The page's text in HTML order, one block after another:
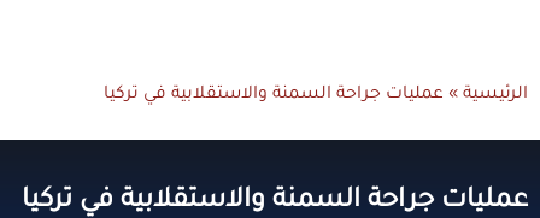
الرئيسية » عمليات جراحة السمنة والاستقلابية في تركيا
عمليات جراحة السمنة والاستقلابية في تركيا